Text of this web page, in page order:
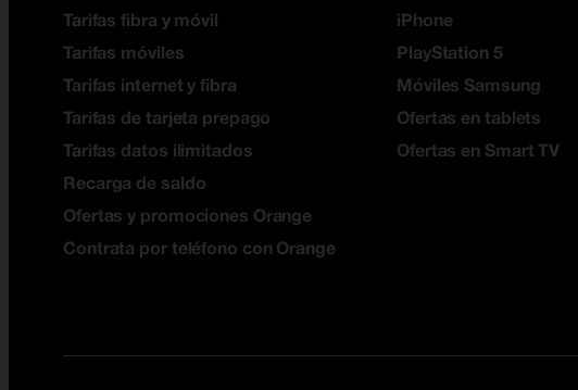
Tarifas fibra y móvil
Tarifas móviles
Tarifas internet y fibra
Tarifas de tarjeta prepago
Tarifas datos ilimitados
Recarga de saldo
Ofertas y promociones Orange
Contrata por teléfono con Orange
iPhone
PlayStation 5
Móviles Samsung
Ofertas en tablets
Ofertas en Smart TV